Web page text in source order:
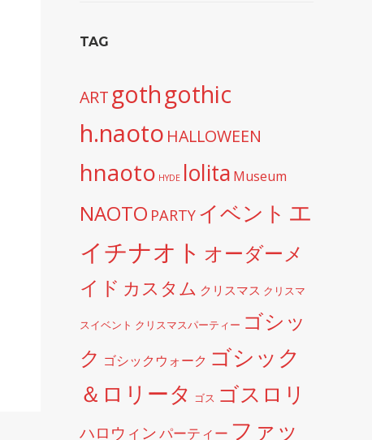
TAG
ART gothgothic
h.naoto HALLOWEEN
hnaoto HYDE lolita Museum
NAOTO PARTY イベント エ
イチナオト オーダーメ
イド カスタム クリスマス クリスマ
スイベント クリスマスパーティー ゴシッ
ク ゴシックウォーク ゴシック
＆ロリータ ゴス ゴスロリ
ハロウィンパーティー ファッ